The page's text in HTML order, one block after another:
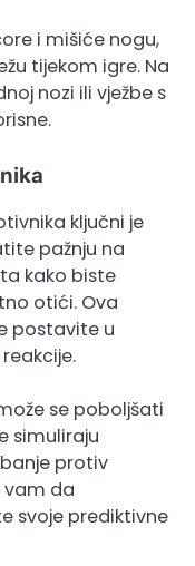
i mišiće nogu,
tijekom igre. Na
nozi ili vježbe s
ključni je
pažnju na
kako biste
otići. Ova
postavite u
se poboljšati
simuliraju
protiv
da
svoje prediktivne